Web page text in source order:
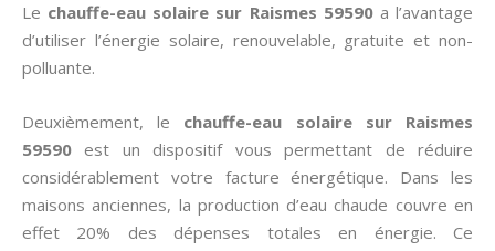
Le chauffe-eau solaire sur Raismes 59590a l’avantage
d’utiliser l’énergie solaire, renouvelable, gratuite et non-
polluante.
Deuxièmement, le chauffe-eau solaire sur Raismes
59590 est un dispositif vous permettant de réduire
considérablement votre facture énergétique. Dans les
maisons anciennes, la production d’eau chaude couvre en
effet 20% des dépenses totales en énergie. Ce